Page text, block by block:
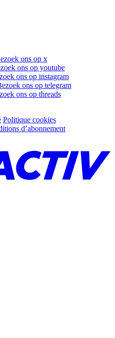
ons op x
ons op youtube
ons op instagram
ons op telegram
ons op threads
Politique cookies
d’abonnement